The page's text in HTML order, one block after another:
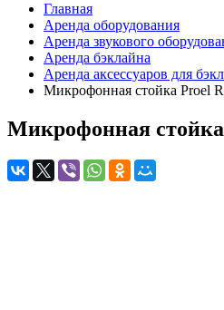
Главная
Аренда оборудования
Аренда звукового
Аренда бэклайна
Аренда аксессуаров для
Микрофонная стойка Proel
Микрофонная